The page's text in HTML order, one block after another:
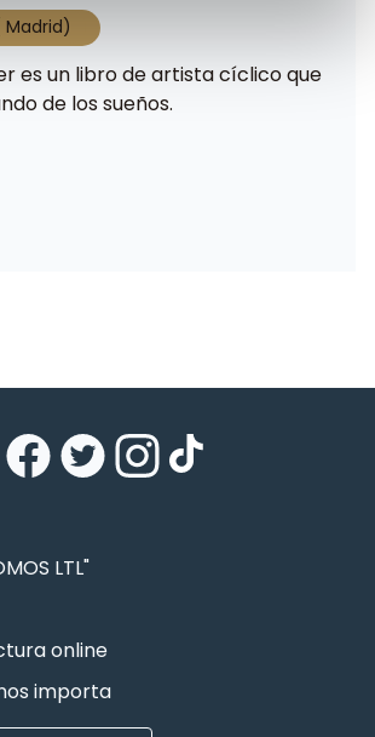
Madrid)
es un libro de artista cíclico que
de los sueños.
LTL"
online
importa